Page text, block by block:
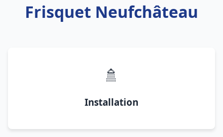
Frisquet Neufchâteau
🚿
Installation